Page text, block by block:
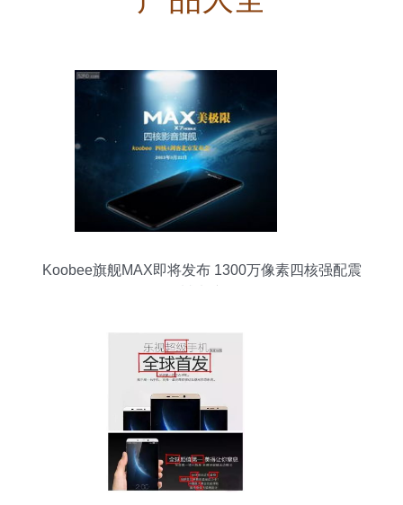
Koobee旗舰MAX即将发布 1300万像素四核强配震